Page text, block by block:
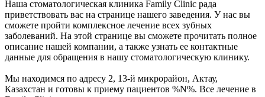
Наша стоматологическая клиника Family Clinic рада
приветствовать вас на странице нашего заведения. У нас вы
сможете пройти комплексное лечение всех зубных
заболеваний. На этой странице вы сможете прочитать полное
описание нашей компании, а также узнать ее контактные
данные для обращения в нашу стоматологическую клинику.
Мы находимся по адресу 2, 13-й микрорайон, Актау,
Казахстан и готовы к приему пациентов %N%. Все лечение в